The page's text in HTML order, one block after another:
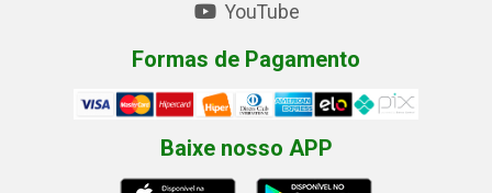
YouTube
Formas de Pagamento
Baixe nosso APP